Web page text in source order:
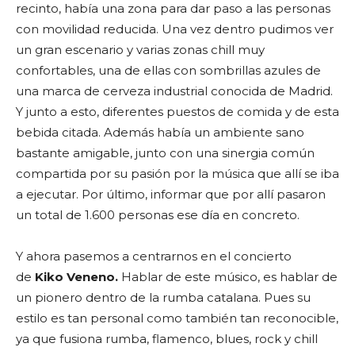
recinto, había una zona para dar paso a las personas
con movilidad reducida. Una vez dentro pudimos ver
un gran escenario y varias zonas chill muy
confortables, una de ellas con sombrillas azules de
una marca de cerveza industrial conocida de Madrid.
Y junto a esto, diferentes puestos de comida y de esta
bebida citada. Además había un ambiente sano
bastante amigable, junto con una sinergia común
compartida por su pasión por la música que allí se iba
a ejecutar. Por último, informar que por allí pasaron
un total de 1.600 personas ese día en concreto.
Y ahora pasemos a centrarnos en el concierto
de Kiko Veneno. Hablar de este músico, es hablar de
un pionero dentro de la rumba catalana. Pues su
estilo es tan personal como también tan reconocible,
ya que fusiona rumba, flamenco, blues, rock y chill